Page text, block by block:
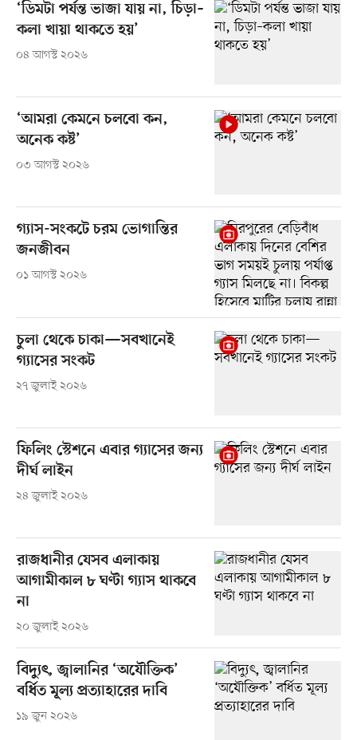
‘ডিমটা পর্যন্ত ভাজা যায় না, চিড়া–
কলা খায়া থাকতে হয়’
০৪ আগস্ট ২০২৬
‘আমরা কেমনে চলবো কন,
অনেক কষ্ট’
০৩ আগস্ট ২০২৬
গ্যাস-সংকটে চরম ভোগান্তির
জনজীবন
০১ আগস্ট ২০২৬
চুলা থেকে চাকা—সবখানেই
গ্যাসের সংকট
২৭ জুলাই ২০২৬
ফিলিং স্টেশনে এবার গ্যাসের জন্য
দীর্ঘ লাইন
২৪ জুলাই ২০২৬
রাজধানীর যেসব এলাকায়
আগামীকাল ৮ ঘণ্টা গ্যাস থাকবে
না
২০ জুলাই ২০২৬
বিদ্যুৎ, জ্বালানির ‘অযৌক্তিক’
বর্ধিত মূল্য প্রত্যাহারের দাবি
১৯ জুন ২০২৬